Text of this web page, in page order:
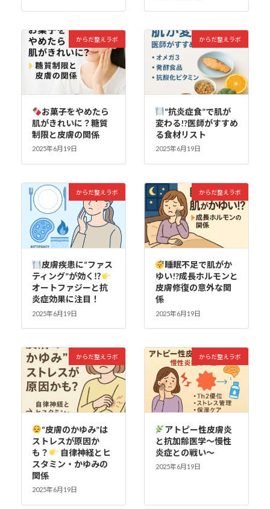
からだ整えラボ
お菓子をやめたら
肌がきれいに？糖質
制限と皮膚の関係
2025年6月19日
からだ整えラボ
“抗炎症食”で肌が
変わる!?医師がすすめ
る食材リスト
2025年6月19日
からだ整えラボ
皮膚疾患に“ファス
ティング”が効く⁉
オートファジーと抗
炎症効果に注目！
2025年6月19日
からだ整えラボ
睡眠不足で肌がか
ゆい!?成長ホルモンと
皮膚修復の意外な関
係
2025年6月19日
からだ整えラボ
“皮膚のかゆみ”は
ストレスが原因か
も？
自律神経とヒ
スタミン・かゆみの
関係
2025年6月19日
からだ整えラボ
アトピー性皮膚炎
と抗加齢医学〜慢性
炎症との戦い〜
2025年6月19日